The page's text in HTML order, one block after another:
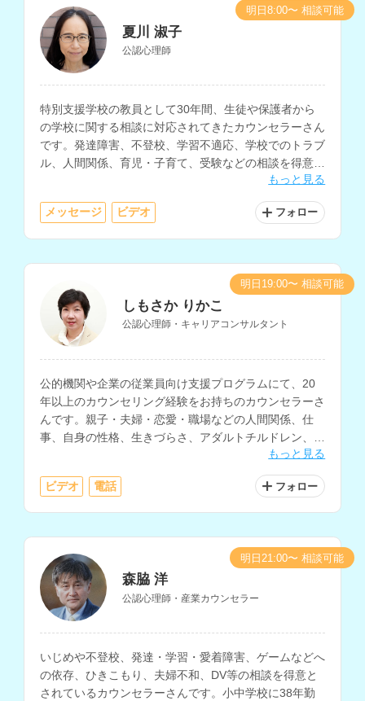
夏川 淑子
公認心理師
特別支援学校の教員として30年間、生徒や保護者から
の学校に関する相談に対応されてきたカウンセラーさん
です。発達障害、不登校、学習不適応、学校でのトラブ
ル、人間関係、育児・子育て、受験などの相談を得意と
もっと見る
メッセージ ビデオ フォロー
明日8:00〜 相談可能
しもさか りかこ
公認心理師・キャリアコンサルタント
公的機関や企業の従業員向け支援プログラムにて、20
年以上のカウンセリング経験をお持ちのカウンセラーさ
んです。親子・夫婦・恋愛・職場などの人間関係、仕
事、自身の性格、生きづらさ、アダルトチルドレン、
HSP、コミュニケーションなどの相談に対応されていま
もっと見る
ビデオ 電話 フォロー
明日19:00〜 相談可能
森脇 洋
公認心理師・産業カウンセラー
いじめや不登校、発達・学習・愛着障害、ゲームなどへ
の依存、ひきこもり、夫婦不和、DV等の相談を得意と
されているカウンセラーさんです。小中学校に38年勤
明日21:00〜 相談可能